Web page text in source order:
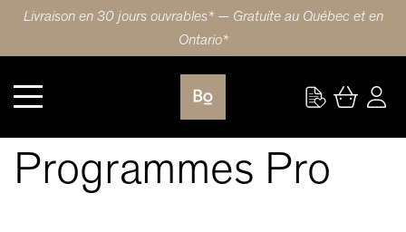
Livraison en 30 jours ouvrables* — Gratuite au Québec et en
Ontario*
Programmes Pro
Programmes Pro